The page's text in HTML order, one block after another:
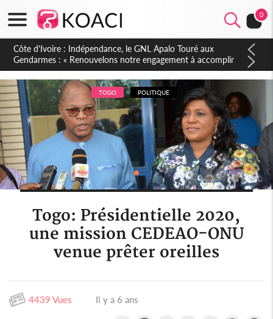
0
Sierra Leone : Un projet de réforme constitutionnelle en
gestation, points clés des amendements, un exclu d'avance
TOGO POLITIQUE
Togo: Présidentielle 2020,
une mission CEDEAO-ONU
venue prêter oreilles
4439 Vues Il y a 6 ans